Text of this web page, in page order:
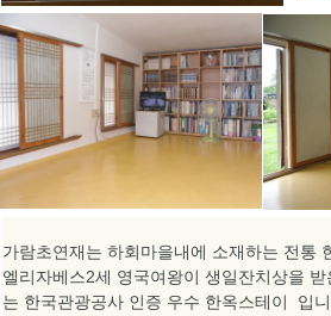
가람초연재는 하회마을내에 소재하는 전통
엘리자베스2세 영국여왕이 생일잔치상을
는 한국관광공사 인증 우수 한옥스테이 입